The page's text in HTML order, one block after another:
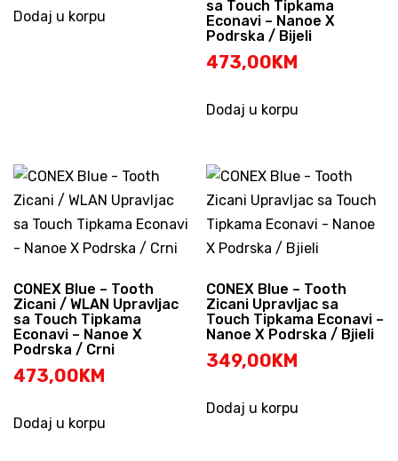
Dodaj u korpu
sa Touch Tipkama
Econavi – Nanoe X
Podrska / Bijeli
473,00KM
Dodaj u korpu
CONEX Blue – Tooth
Zicani / WLAN Upravljac
sa Touch Tipkama
Econavi – Nanoe X
Podrska / Crni
473,00KM
Dodaj u korpu
CONEX Blue – Tooth
Zicani Upravljac sa
Touch Tipkama Econavi –
Nanoe X Podrska / Bjieli
349,00KM
Dodaj u korpu